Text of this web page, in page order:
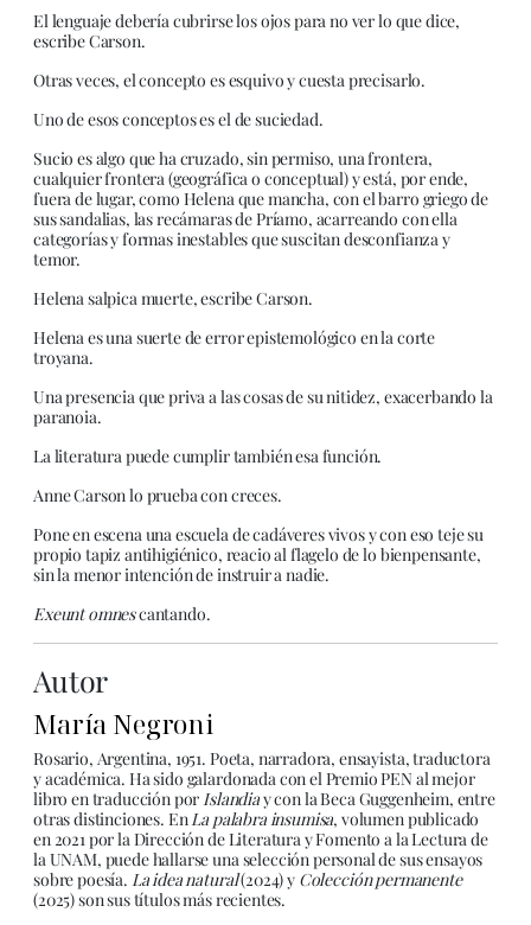
El lenguaje debería cubrirse los ojos para no ver lo que dice,
escribe Carson.
Otras veces, el concepto es esquivo y cuesta precisarlo.
Uno de esos conceptos es el de suciedad.
Sucio es algo que ha cruzado, sin permiso, una frontera,
cualquier frontera (geográfica o conceptual) y está, por ende,
fuera de lugar, como Helena que mancha, con el barro griego de
sus sandalias, las recámaras de Príamo, acarreando con ella
categorías y formas inestables que suscitan desconfianza y
temor.
Helena salpica muerte, escribe Carson.
Helena es una suerte de error epistemológico en la corte
troyana.
Una presencia que priva a las cosas de su nitidez, exacerbando la
paranoia.
La literatura puede cumplir también esa función.
Anne Carson lo prueba con creces.
Pone en escena una escuela de cadáveres vivos y con eso teje su
propio tapiz antihigiénico, reacio al flagelo de lo bienpensante,
sin la menor intención de instruir a nadie.
Exeunt omnescantando.
Autor
María Negroni
Rosario, Argentina, 1951. Poeta, narradora, ensayista, traductora
y académica. Ha sido galardonada con el Premio PEN al mejor
libro en traducción porIslandiay con la Beca Guggenheim, entre
otras distinciones. EnLa palabra insumisa, volumen publicado
en 2021 por la Dirección de Literatura y Fomento a la Lectura de
la UNAM, puede hallarse una selección personal de sus ensayos
sobre poesía. La idea natural(2024) y Colección permanente
(2025) son sus títulos más recientes.